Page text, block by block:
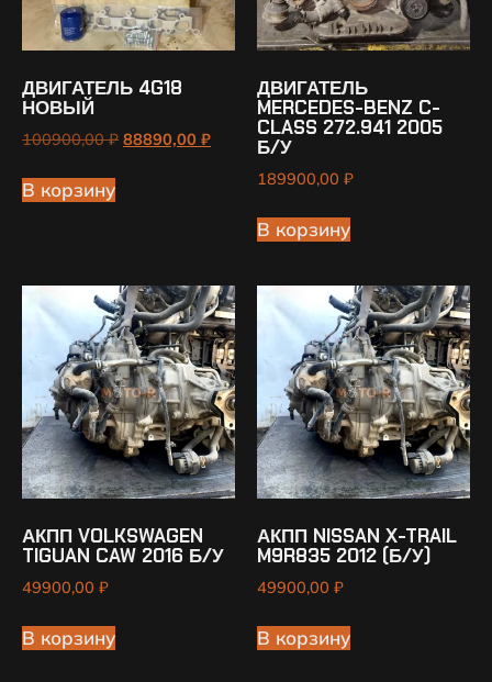
ДВИГАТЕЛЬ 4G18
НОВЫЙ
100900,00₽ 88890,00 ₽
В корзину
ДВИГАТЕЛЬ
MERCEDES-BENZ C-
CLASS 272.941 2005
Б/У
189900,00 ₽
В корзину
АКПП VOLKSWAGEN
TIGUAN CAW 2016 Б/У
49900,00 ₽
В корзину
АКПП NISSAN X-TRAIL
M9R835 2012 (Б/У)
49900,00 ₽
В корзину